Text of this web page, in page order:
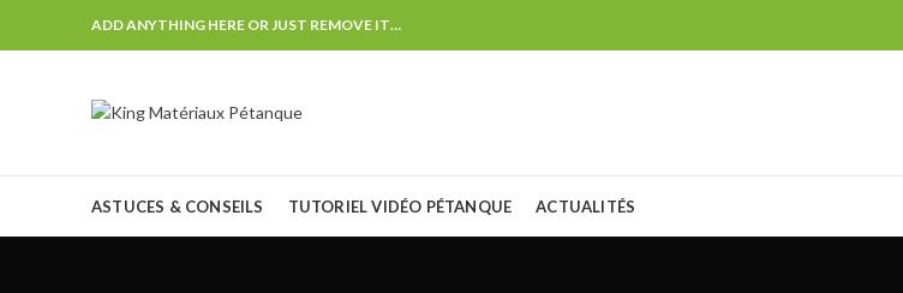
ADD ANYTHING HERE OR JUST REMOVE IT…
ASTUCES & CONSEILS TUTORIEL VIDÉO PÉTANQUE ACTUALITÉS